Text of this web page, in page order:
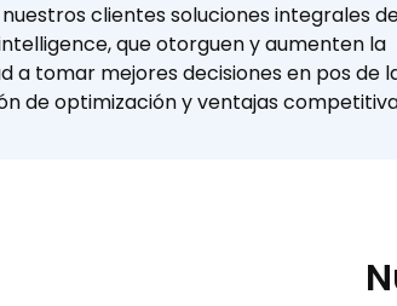
clientes soluciones integrales
que otorguen y aumenten la
a tomar mejores decisiones en pos de
de optimización y ventajas